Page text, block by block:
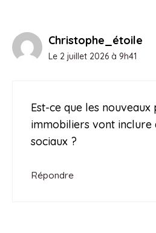
Christophe_étoile
Le 2 juillet 2026 à 9h41
Est-ce que les nouveaux
immobiliers vont inclure
sociaux ?
Répondre